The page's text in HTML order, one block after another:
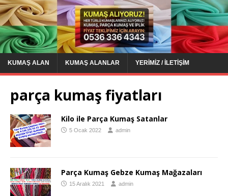
KUMAŞ ALAN KUMAŞ ALANLAR YERIMIZ / İLETIŞIM
parça kumaş fiyatları
Kilo ile Parça Kumaş Satanlar
5 Ocak 2022 admin
Parça Kumaş Gebze Kumaş Mağazaları
15 Aralık 2021 admin